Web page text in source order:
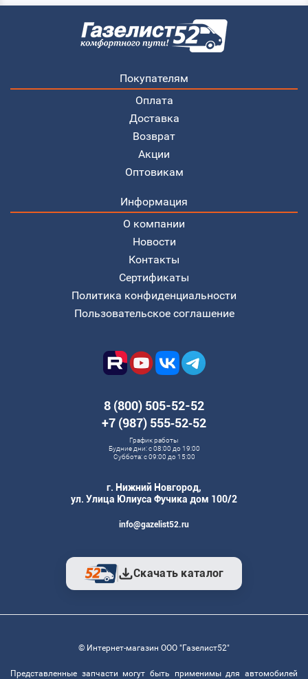
Покупателям
Оплата
Доставка
Возврат
Акции
Оптовикам
Информация
О компании
Новости
Контакты
Сертификаты
Политика конфиденциальности
Пользовательское соглашение
8 (800) 505-52-52
+7 (987) 555‑52‑52
График работы
Будние дни: с 08:00 до 19:00
Суббота: с 09:00 до 15:00
г. Нижний Новгород,
ул. Улица Юлиуса Фучика дом 100/2
info@gazelist52.ru
Скачать каталог
© Интернет-магазин ООО "Газелист52"
Представленные запчасти могут быть применимы для автомобилей